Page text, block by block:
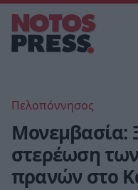
Πελοπόννησος
Μονεμβασία:
στερέωση
πρανών στο